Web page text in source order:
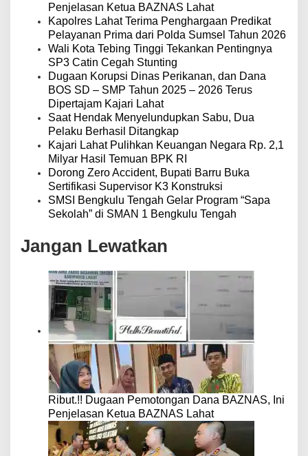
Penjelasan Ketua BAZNAS Lahat
Kapolres Lahat Terima Penghargaan Predikat
Pelayanan Prima dari Polda Sumsel Tahun 2026
Wali Kota Tebing Tinggi Tekankan Pentingnya
SP3 Catin Cegah Stunting
Dugaan Korupsi Dinas Perikanan, dan Dana
BOS SD – SMP Tahun 2025 – 2026 Terus
Dipertajam Kajari Lahat
Saat Hendak Menyelundupkan Sabu, Dua
Pelaku Berhasil Ditangkap
Kajari Lahat Pulihkan Keuangan Negara Rp. 2,1
Milyar Hasil Temuan BPK RI
Dorong Zero Accident, Bupati Barru Buka
Sertifikasi Supervisor K3 Konstruksi
SMSI Bengkulu Tengah Gelar Program “Sapa
Sekolah” di SMAN 1 Bengkulu Tengah
Jangan Lewatkan
Ribut.!! Dugaan Pemotongan Dana BAZNAS, Ini
Penjelasan Ketua BAZNAS Lahat